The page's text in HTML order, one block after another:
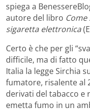
spiega a
autore del libro
sigaretta elettronica
Certo è che per gli
difficile, ma di fatto
Italia la legge Sirchia
fumatore, risalente al
derivati del tabacco
emetta fumo in un